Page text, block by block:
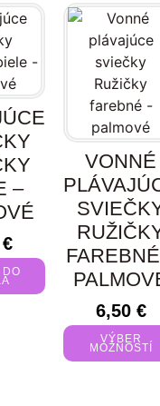
–
€
DO
VONNÉ
6,50 €
VÝBER
MOŽNOSTÍ